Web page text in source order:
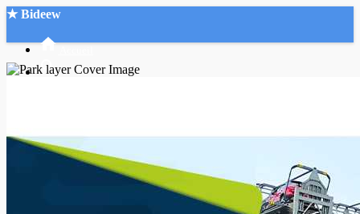
★ Bideew
Recherche Avancée